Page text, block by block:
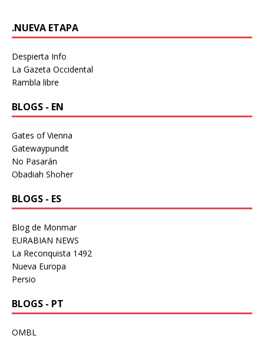
.NUEVA ETAPA
Despierta Info
La Gazeta Occidental
Rambla libre
BLOGS - EN
Gates of Vienna
Gatewaypundit
No Pasarán
Obadiah Shoher
BLOGS - ES
Blog de Monmar
EURABIAN NEWS
La Reconquista 1492
Nueva Europa
Persio
BLOGS - PT
OMBL